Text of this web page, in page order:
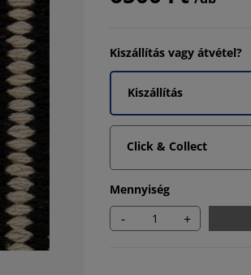
Kiszállítás vagy átvétel?
Kiszállítás
Click & Collect
Mennyiség
- +
41.66666666666667%
8.333333333333332%